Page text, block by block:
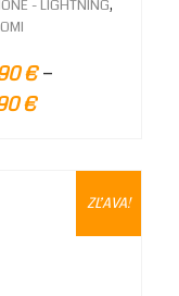
- LIGHTNING,
€–
€
Pridať do zoznamu želaní
ZĽAVA!